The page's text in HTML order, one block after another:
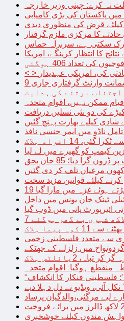
نہ کرے: چینی وزیر خا رجہ
پاکستان کی بڑی کامیابی
کیلئے قرض کی منظوری دیدی
کا مرکزی ملزم گرفتار
رک سکتی ہے، سربراہ حماس
کا انتظار کرینگے، امریکا
تعداد 406 ہوگئی
کی، امریکی عہدیدار
ممکن نہیں، اقوام متحدہ
کی دو نئی نسلیں دریافت
شادی کیلیے بھارت پہنچ گئیں
ناڈو میں ایمر جنسی نافذ
14 افراد ہلاک
کیمپ کو گھیرے میں لے لیا
دیا؛ 85 جاں بحق
مرغیاں تلف کر دی گئیں
کرنے کیلئے قوانین مزید سخت
ہوئے غزہ میں مارا گیا
ائیرپورٹ پانی میں ڈوب گیا
پیما ہلاک
سے متعدد فلسطینی زخمی
میں زلزلے کے جھٹکے
2پائلٹس ہلاک
منقطع ہوگیا: اقوام متحدہ
فلسطینی فنکار کا انکشاف
آئی، ویڈیو نے دل دہلا دیے
لیے مرگئی،والدگیان پرساد
مندوں کیلئے خوشخبری